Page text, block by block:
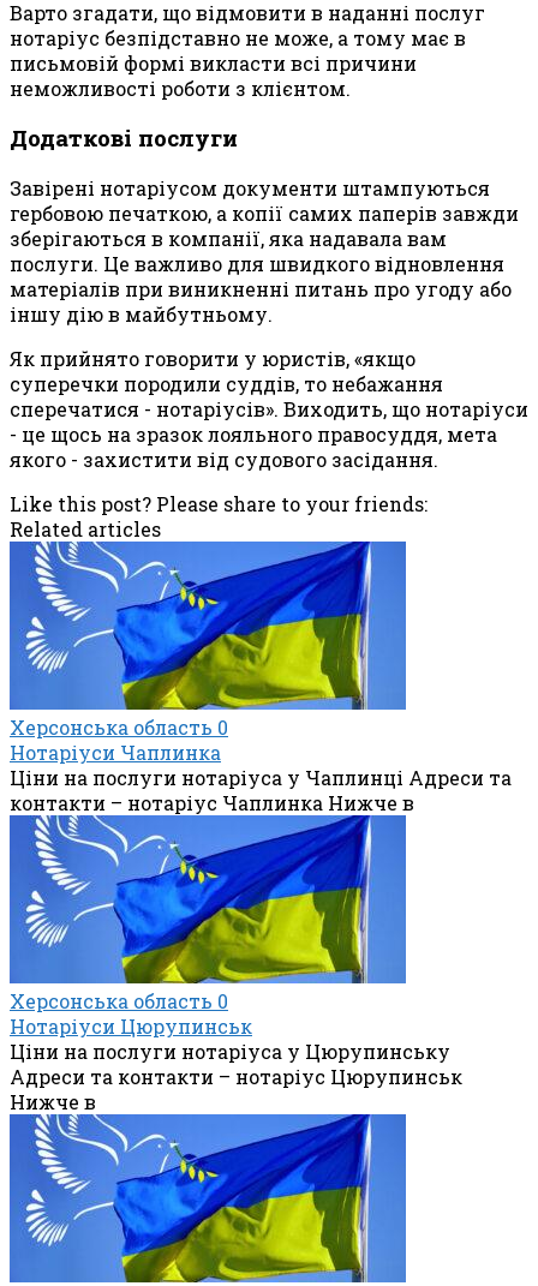
Варто згадати, що відмовити в наданні послуг
нотаріус безпідставно не може, а тому має в
письмовій формі викласти всі причини
неможливості роботи з клієнтом.
Додаткові послуги
Завірені нотаріусом документи штампуються
гербовою печаткою, а копії самих паперів завжди
зберігаються в компанії, яка надавала вам
послуги. Це важливо для швидкого відновлення
матеріалів при виникненні питань про угоду або
іншу дію в майбутньому.
Як прийнято говорити у юристів, «якщо
суперечки породили суддів, то небажання
сперечатися - нотаріусів». Виходить, що нотаріуси
- це щось на зразок лояльного правосуддя, мета
якого - захистити від судового засідання.
Like this post? Please share to your friends:
Related articles
Херсонська область 0
Нотаріуси Чаплинка
Ціни на послуги нотаріуса у Чаплинці Адреси та
контакти – нотаріус Чаплинка Нижче в
Херсонська область 0
Нотаріуси Цюрупинськ
Ціни на послуги нотаріуса у Цюрупинську
Адреси та контакти – нотаріус Цюрупинськ
Нижче в